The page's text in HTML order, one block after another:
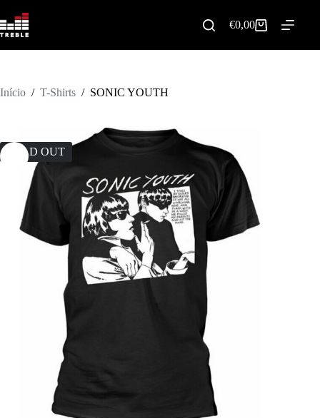
para
o
Carrinho
€0,00
Início / T-Shirts / SONIC YOUTH
SOLD OUT